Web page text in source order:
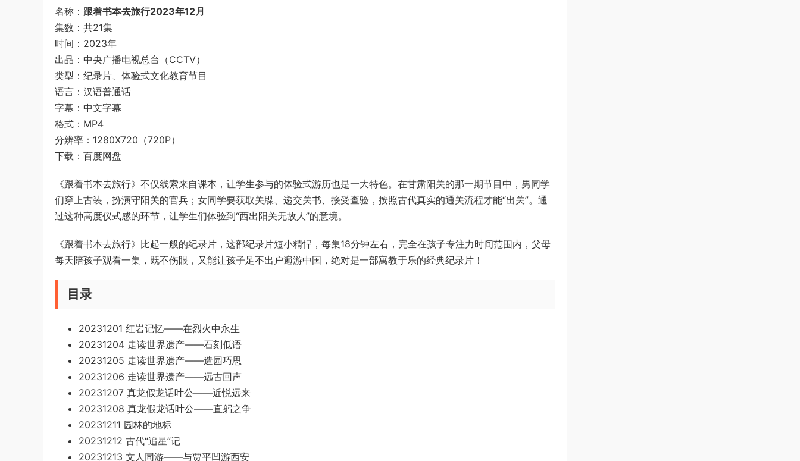
名称： 跟着书本去旅行2023年12月
集数：共21集
时间：2023年
出品：中央广播电视总台（CCTV）
类型：纪录片、体验式文化教育节目
语言：汉语普通话
字幕：中文字幕
格式：MP4
分辨率：1280X720（720P）
下载：百度网盘
《跟着书本去旅行》不仅线索来自课本，让学生参与的体验式游历也是一大特色。在甘肃阳关的那一期节目中，男同学
们穿上古装，扮演守阳关的官兵；女同学要获取关牒、递交关书、接受查验，按照古代真实的通关流程才能“出关”。通
过这种高度仪式感的环节，让学生们体验到“西出阳关无故人”的意境。
《跟着书本去旅行》比起一般的纪录片，这部纪录片短小精悍，每集18分钟左右，完全在孩子专注力时间范围内，父母
每天陪孩子观看一集，既不伤眼，又能让孩子足不出户遍游中国，绝对是一部寓教于乐的经典纪录片！
目录
20231201 红岩记忆——在烈火中永生
20231204 走读世界遗产——石刻低语
20231205 走读世界遗产——造园巧思
20231206 走读世界遗产——远古回声
20231207 真龙假龙话叶公——近悦远来
20231208 真龙假龙话叶公——直躬之争
20231211 园林的地标
20231212 古代“追星”记
20231213 文人同游——与贾平凹游西安